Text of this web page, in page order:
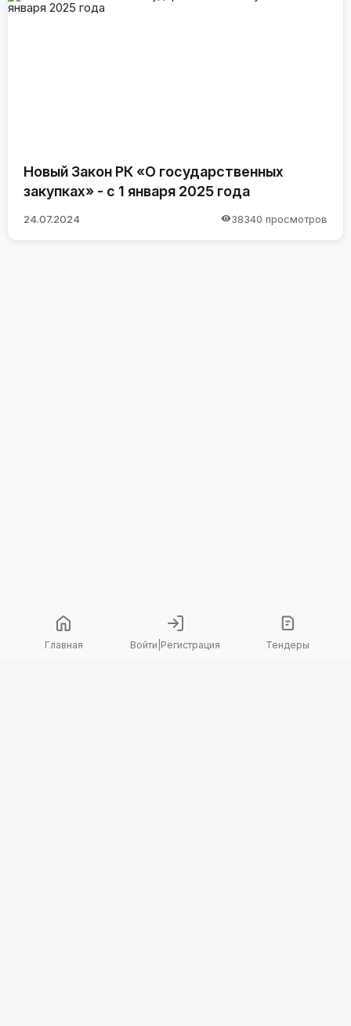
Главная Войти Регистрация Тендеры
Новый Закон РК «О государственных
закупках» - с 1 января 2025 года
24.07.2024 38340 просмотров